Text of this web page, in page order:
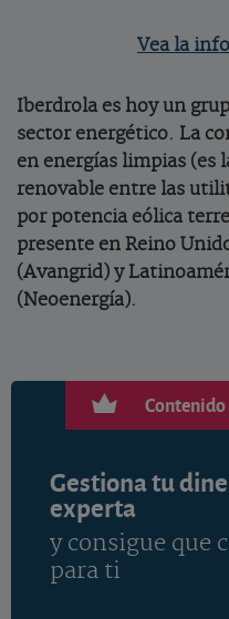
Vea la
Iberdrola es hoy un
sector energético. La
en energías limpias (es
renovable entre las
por potencia eólica
presente en Reino
(Avangrid) y
(Neoenergía).
Contenido
Gestiona tu
experta
y consigue que
para ti